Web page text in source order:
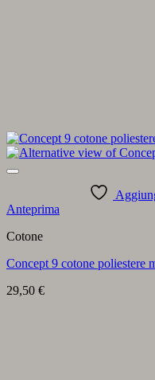
Anteprima
Cotone
Concept 9 cotone poliestere
29,50 €